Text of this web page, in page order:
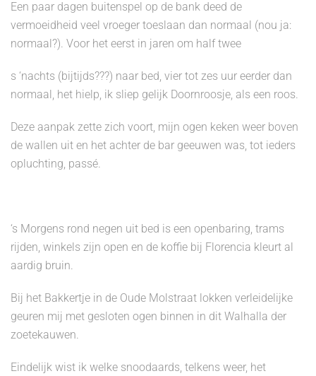
Een paar dagen buitenspel op de bank deed de
vermoeidheid veel vroeger toeslaan dan normaal (nou ja:
normaal?). Voor het eerst in jaren om half twee
s ‘nachts (bijtijds???) naar bed, vier tot zes uur eerder dan
normaal, het hielp, ik sliep gelijk Doornroosje, als een roos.
Deze aanpak zette zich voort, mijn ogen keken weer boven
de wallen uit en het achter de bar geeuwen was, tot ieders
opluchting, passé.
‘s Morgens rond negen uit bed is een openbaring, trams
rijden, winkels zijn open en de koffie bij Florencia kleurt al
aardig bruin.
Bij het Bakkertje in de Oude Molstraat lokken verleidelijke
geuren mij met gesloten ogen binnen in dit Walhalla der
zoetekauwen.
Eindelijk wist ik welke snoodaards, telkens weer, het